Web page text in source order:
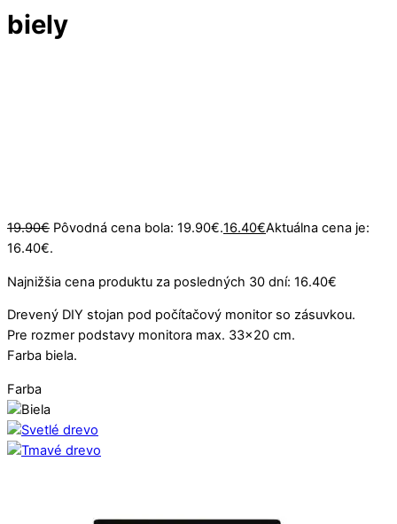
biely
19.90€ Pôvodná cena bola: 19.90€.16.40€Aktuálna cena je:
16.40€.
Najnižšia cena produktu za posledných 30 dní: 16.40€
Drevený DIY stojan pod počítačový monitor so zásuvkou.
Pre rozmer podstavy monitora max. 33×20 cm.
Farba biela.
Farba